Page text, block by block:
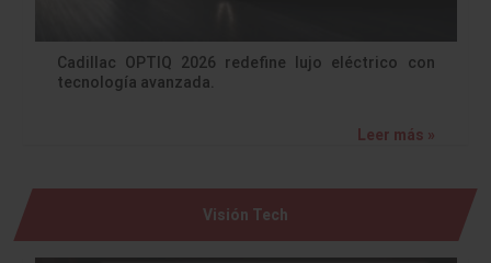
Cadillac OPTIQ 2026 redefine lujo eléctrico con
tecnología avanzada.
Leer más »
Visión Tech